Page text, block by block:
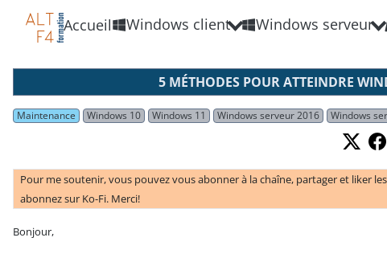
Accueil Windows client Windows serveur
5 MÉTHODES POUR ATTEINDRE
Maintenance Windows 10 Windows 11 Windows serveur 2016 Windows
Pour me soutenir, vous pouvez vous abonner à la chaîne, partager et liker
abonnez sur Ko-Fi. Merci!
Bonjour,